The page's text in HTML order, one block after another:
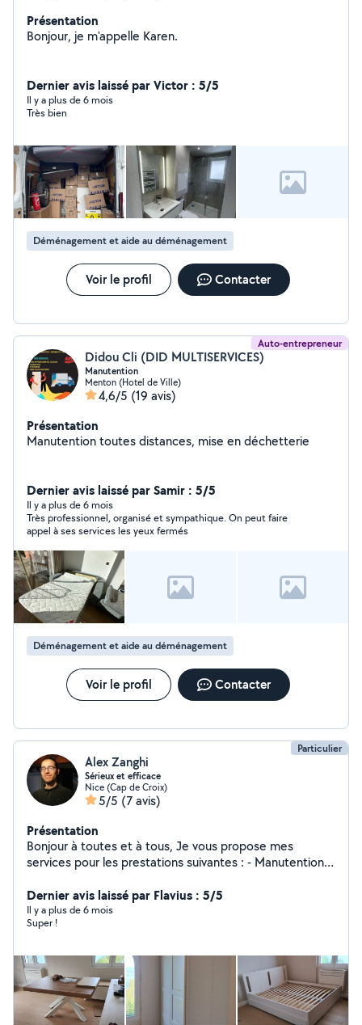
Présentation
Bonjour, je m'appelle Karen.
Dernier avis laissé par Victor : 5/5
Il y a plus de 6 mois
Très bien
Déménagement et aide au déménagement
Voir le profil Contacter
Auto-entrepreneur
Didou Cli (DID MULTISERVICES)
Manutention
Menton (Hotel de Ville)
4,6/5 (19 avis)
Présentation
Manutention toutes distances, mise en déchetterie
Dernier avis laissé par Samir : 5/5
Il y a plus de 6 mois
Très professionnel, organisé et sympathique. On peut faire
appel à ses services les yeux fermés
Déménagement et aide au déménagement
Voir le profil Contacter
Particulier
Alex Zanghi
Sérieux et efficace
Nice (Cap de Croix)
5/5 (7 avis)
Présentation
Bonjour à toutes et à tous, Je vous propose mes
services pour les prestations suivantes : - Manutention -
mise en dechetterie À très vite, Alexandre.
Dernier avis laissé par Flavius : 5/5
Il y a plus de 6 mois
Super !